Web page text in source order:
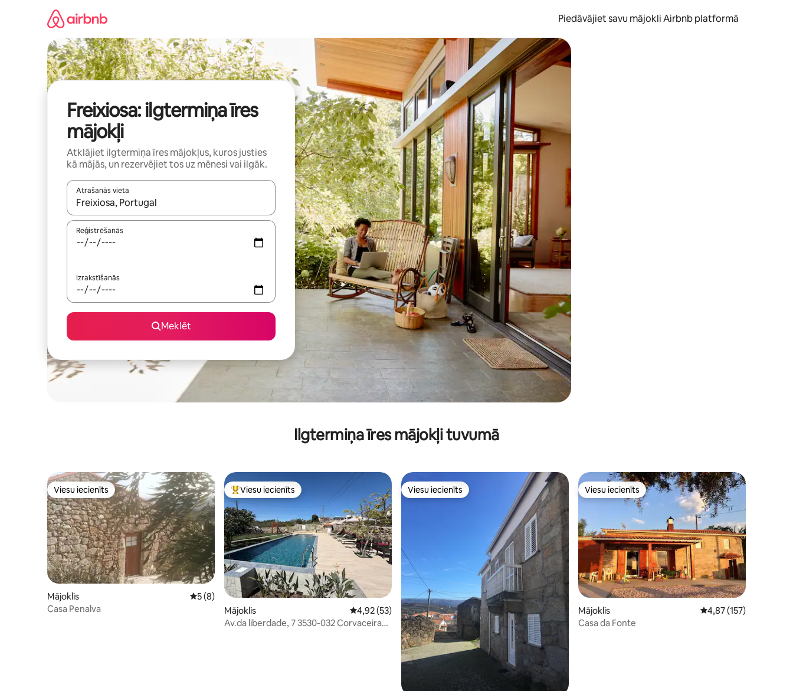
Piedāvājiet savu mājokli Airbnb platformā
Freixiosa: ilgtermiņa īres
mājokļi
Atklājiet ilgtermiņa īres mājokļus, kuros justies
kā mājās, un rezervējiet tos uz mēnesi vai ilgāk.
Atrašanās vieta
Kad rezultāti kļūs pieejami, izmantojiet bultiņu uz augšu un uz leju vai izpētiet tos, pieskaroties ekrānam vai pavelkot pa to ar pirkstu.
Reģistrēšanās
Izrakstīšanās
Meklēt
Ilgtermiņa īres mājokļi tuvumā
Viesu iecienīts
Viesu iecienīts
Mājoklis Vidējais vērtējums: 5 no 5, atsauksmju skaits: 8
5 (8)
Casa Penalva
Populārs viesu iecienīts mājoklis
Viesu iecienīts
Mājoklis Vidējais vērtējums: 4,92 no 5, atsauksmju skaits: 53
4,92 (53)
Av.da liberdade, 7 3530-032 Corvaceira
Viesu iecienīts
Viesu iecienīts Viesu iecienīts
Viesu iecienīts
Mājoklis Vidējais vērtējums:
4,87 (157)
Casa da Fonte